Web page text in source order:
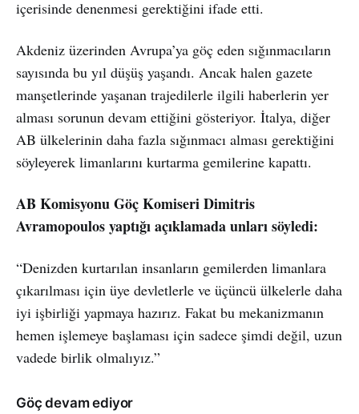
içerisinde denenmesi gerektiğini ifade etti.
Akdeniz üzerinden Avrupa’ya göç eden sığınmacıların
sayısında bu yıl düşüş yaşandı. Ancak halen gazete
manşetlerinde yaşanan trajedilerle ilgili haberlerin yer
alması sorunun devam ettiğini gösteriyor. İtalya, diğer
AB ülkelerinin daha fazla sığınmacı alması gerektiğini
söyleyerek limanlarını kurtarma gemilerine kapattı.
AB Komisyonu Göç Komiseri Dimitris
Avramopoulos yaptığı açıklamada unları söyledi:
“Denizden kurtarılan insanların gemilerden limanlara
çıkarılması için üye devletlerle ve üçüncü ülkelerle daha
iyi işbirliği yapmaya hazırız. Fakat bu mekanizmanın
hemen işlemeye başlaması için sadece şimdi değil, uzun
vadede birlik olmalıyız.”
Göç devam ediyor